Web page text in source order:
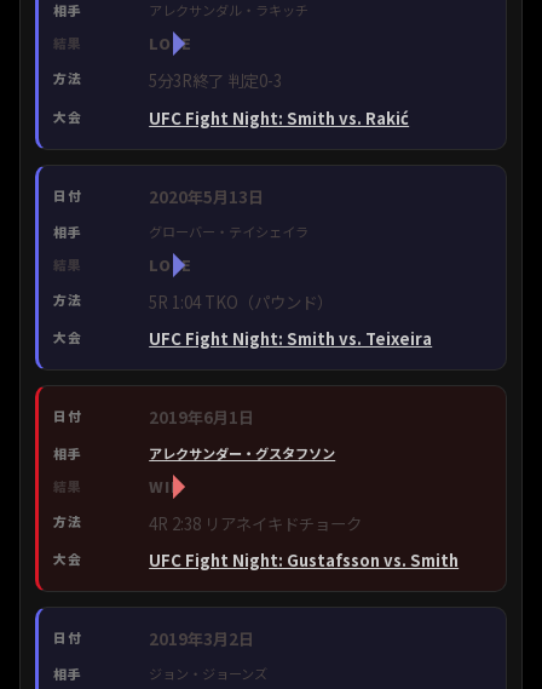
アレクサンダル・ラキッチ
LOSE
5分3R終了 判定0-3
UFC Fight Night: Smith vs. Rakić
2020年5月13日
グローバー・テイシェイラ
LOSE
5R 1:04 TKO（パウンド）
UFC Fight Night: Smith vs. Teixeira
2019年6月1日
アレクサンダー・グスタフソン
WIN
4R 2:38 リアネイキドチョーク
UFC Fight Night: Gustafsson vs. Smith
2019年3月2日
ジョン・ジョーンズ